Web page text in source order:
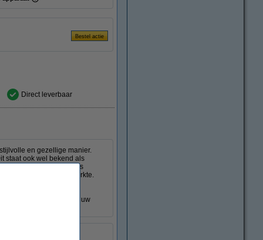
Direct leverbaar
en gezellige manier.
staat ook wel bekend als
kunt u deze lamp 3-staps
50% of 25% lichtsterkte.
coating en zichtbare
echte eye-catcher in uw